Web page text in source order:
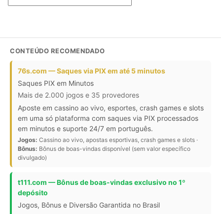
CONTEÚDO RECOMENDADO
76s.com — Saques via PIX em até 5 minutos
Saques PIX em Minutos
Mais de 2.000 jogos e 35 provedores
Aposte em cassino ao vivo, esportes, crash games e slots
em uma só plataforma com saques via PIX processados
em minutos e suporte 24/7 em português.
Jogos: Cassino ao vivo, apostas esportivas, crash games e slots ·
Bônus: Bônus de boas-vindas disponível (sem valor específico
divulgado)
t111.com — Bônus de boas-vindas exclusivo no 1º
depósito
Jogos, Bônus e Diversão Garantida no Brasil